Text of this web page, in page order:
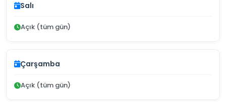
Salı
Açık (tüm gün)
Çarşamba
Açık (tüm gün)